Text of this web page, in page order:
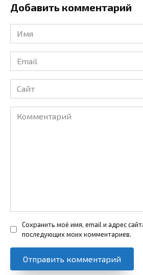
Добавить комментарий
Имя
*
Email
*
Сайт
Комментарий
Сохранить моё имя, email и адрес
последующих моих комментариев.